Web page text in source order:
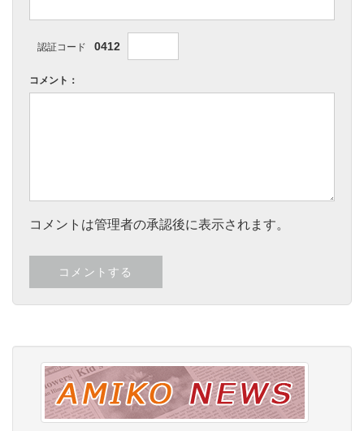
認証コード 0412
コメント：
コメントは管理者の承認後に表示されます。